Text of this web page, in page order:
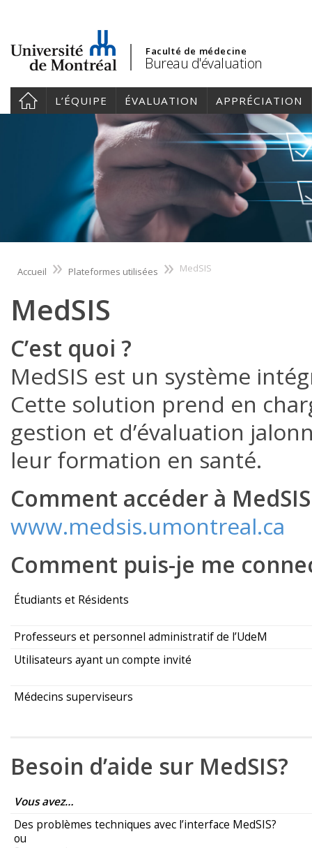
Faculté de médecine
Bureau d'évaluation
L’ÉQUIPE ÉVALUATION APPRÉCIATION
Accueil » Plateformes utilisées » MedSIS
MedSIS
C’est quoi ?
MedSIS est un système
Cette solution prend en
gestion et d’évaluation
leur formation en santé.
Comment accéder à
www.medsis.umontreal.ca
Comment puis-je me
Étudiants et Résidents
Professeurs et personnel administratif de l’UdeM
Utilisateurs ayant un compte invité
Médecins superviseurs
Besoin d’aide sur MedSIS?
Vous avez…
Des problèmes techniques avec l’interface MedSIS?
ou